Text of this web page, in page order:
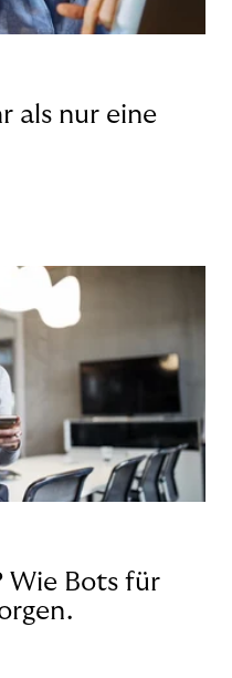
als nur eine
Wie Bots für